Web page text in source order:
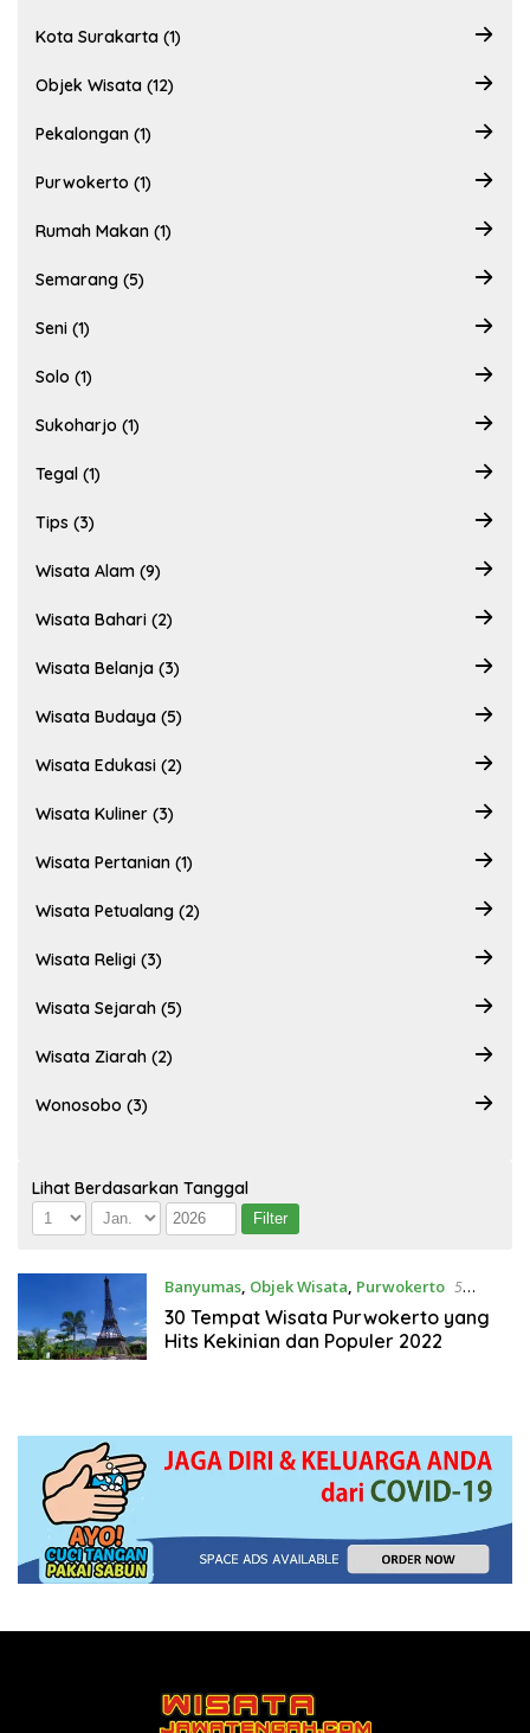
Kota Surakarta (1)
Objek Wisata (12)
Pekalongan (1)
Purwokerto (1)
Rumah Makan (1)
Semarang (5)
Seni (1)
Solo (1)
Sukoharjo (1)
Tegal (1)
Tips (3)
Wisata Alam (9)
Wisata Bahari (2)
Wisata Belanja (3)
Wisata Budaya (5)
Wisata Edukasi (2)
Wisata Kuliner (3)
Wisata Pertanian (1)
Wisata Petualang (2)
Wisata Religi (3)
Wisata Sejarah (5)
Wisata Ziarah (2)
Wonosobo (3)
Lihat Berdasarkan Tanggal
Banyumas, Objek Wisata, Purwokerto 5
Februari 2022
30 Tempat Wisata Purwokerto yang
Hits Kekinian dan Populer 2022